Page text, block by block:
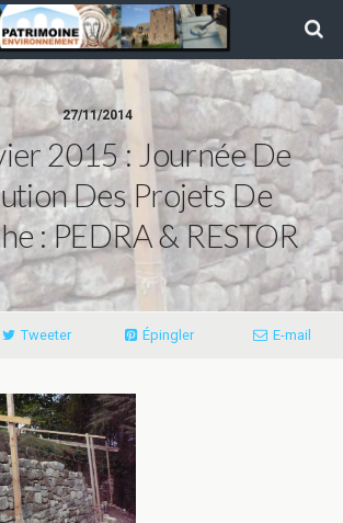
27/11/2014
2015 : Journée De
Des Projets De
: PEDRA & RESTOR
Tweeter Épingler E-mail